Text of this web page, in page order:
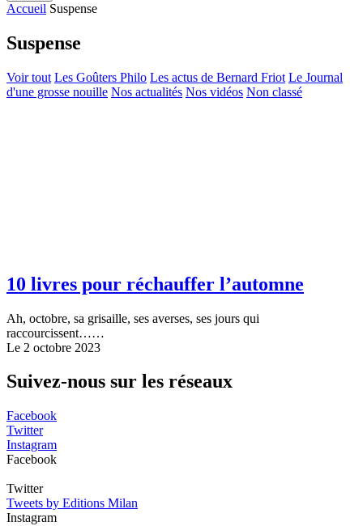
Accueil Suspense
Suspense
Voir tout Les Goûters Philo Les actus de Bernard Friot Le Journal
d'une grosse nouille Nos actualités Nos vidéos Non classé
10 livres pour réchauffer l’automne
Ah, octobre, sa grisaille, ses averses, ses jours qui
raccourcissent……
Le 2 octobre 2023
Suivez-nous sur les réseaux
Facebook
Twitter
Instagram
Facebook
Twitter
Tweets by Editions Milan
Instagram